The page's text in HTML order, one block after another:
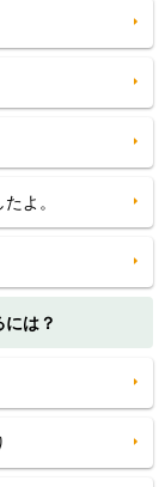
よ。
は？